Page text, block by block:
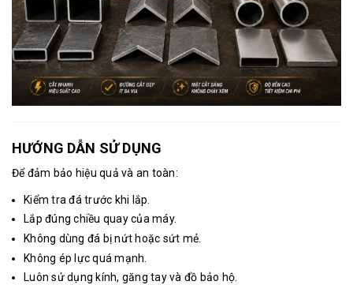
HƯỚNG DẪN SỬ DỤNG
Để đảm bảo hiệu quả và an toàn:
Kiểm tra đá trước khi lắp.
Lắp đúng chiều quay của máy.
Không dùng đá bị nứt hoặc sứt mẻ.
Không ép lực quá mạnh.
Luôn sử dụng kính, găng tay và đồ bảo hộ.